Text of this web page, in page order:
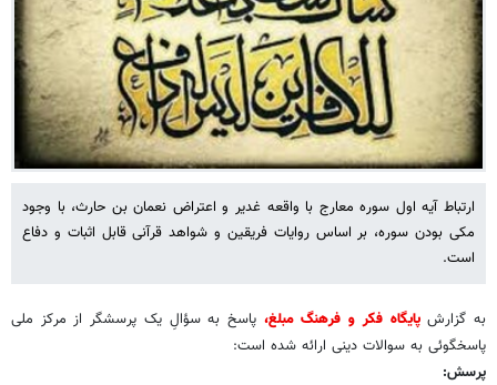
ارتباط آیه اول سوره معارج با واقعه غدیر و اعتراض نعمان بن حارث، با وجود
مکی بودن سوره، بر اساس روایات فریقین و شواهد قرآنی قابل اثبات و دفاع
است.
به گزارشپایگاه فکر و فرهنگ مبلغ، پاسخ به سؤالِ یک پرسشگر از مرکز ملی
پاسخگوئی به سوالات دینی ارائه شده است:
پرسش: